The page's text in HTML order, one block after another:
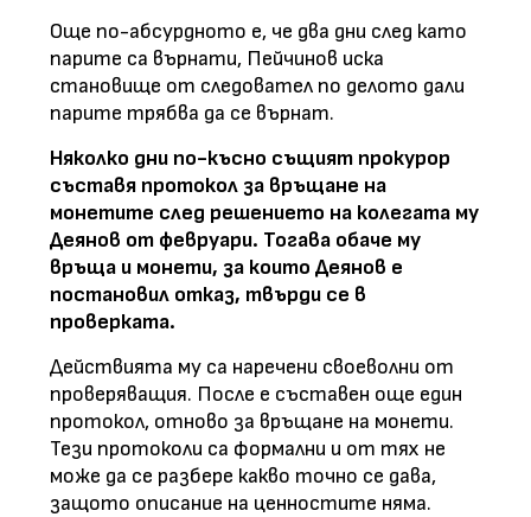
Още по-абсурдното е, че два дни след като
парите са върнати, Пейчинов иска
становище от следовател по делото дали
парите трябва да се върнат.
Няколко дни по-късно същият прокурор
съставя протокол за връщане на
монетите след решението на колегата му
Деянов от февруари. Тогава обаче му
връща и монети, за които Деянов е
постановил отказ, твърди се в
проверката.
Действията му са наречени своеволни от
проверяващия. После е съставен още един
протокол, отново за връщане на монети.
Тези протоколи са формални и от тях не
може да се разбере какво точно се дава,
защото описание на ценностите няма.